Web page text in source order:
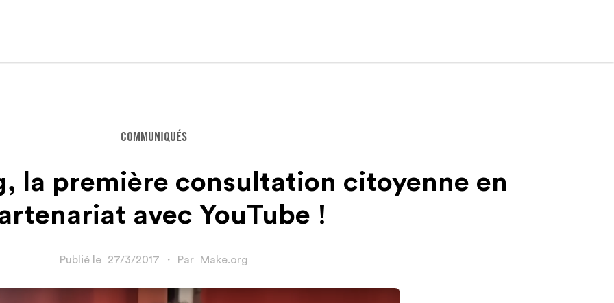
COMMUNIQUÉS
la première consultation citoyenne en
avec YouTube !
Publié le 27/3/2017 ・ Par Make.org